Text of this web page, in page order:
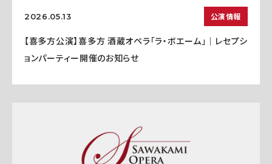
2026.05.13 公演情報
【喜多方公演】喜多方 酒蔵オペラ「ラ・ボエーム」｜レセプシ
ョンパーティー開催のお知らせ